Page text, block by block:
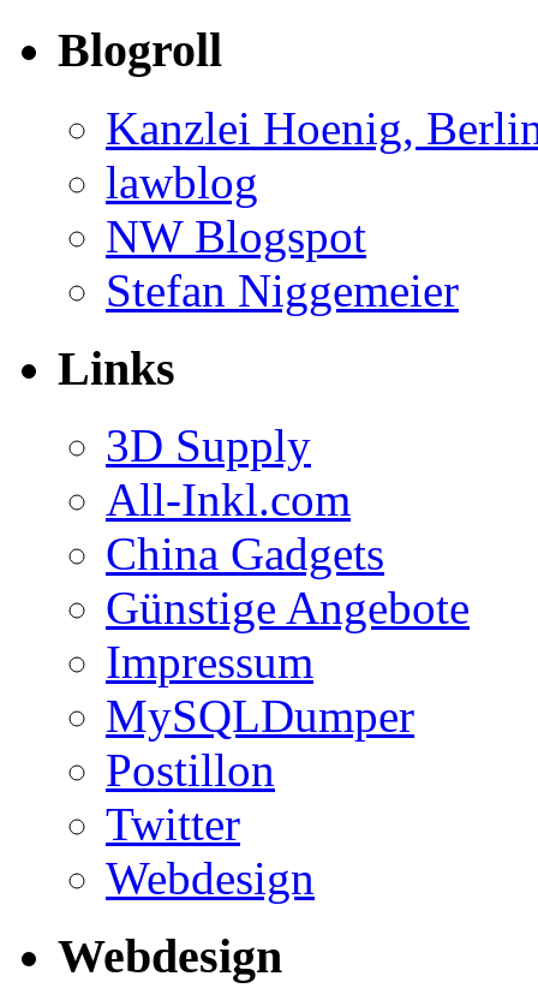
Blogroll
Kanzlei Hoenig,
lawblog
NW Blogspot
Stefan Niggemeier
Links
3D Supply
All-Inkl.com
China Gadgets
Günstige Angebote
Impressum
MySQLDumper
Postillon
Twitter
Webdesign
Webdesign